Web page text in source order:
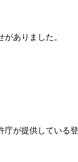
がありました。
庁が提供している